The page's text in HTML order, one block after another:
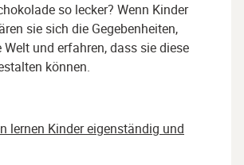
so lecker? Wenn Kinder
sie sich die Gegebenheiten,
Welt und erfahren, dass sie diese
können.
lernen Kinder eigenständig und